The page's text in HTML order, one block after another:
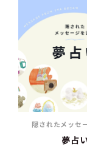
隠されたメッセ
夢占